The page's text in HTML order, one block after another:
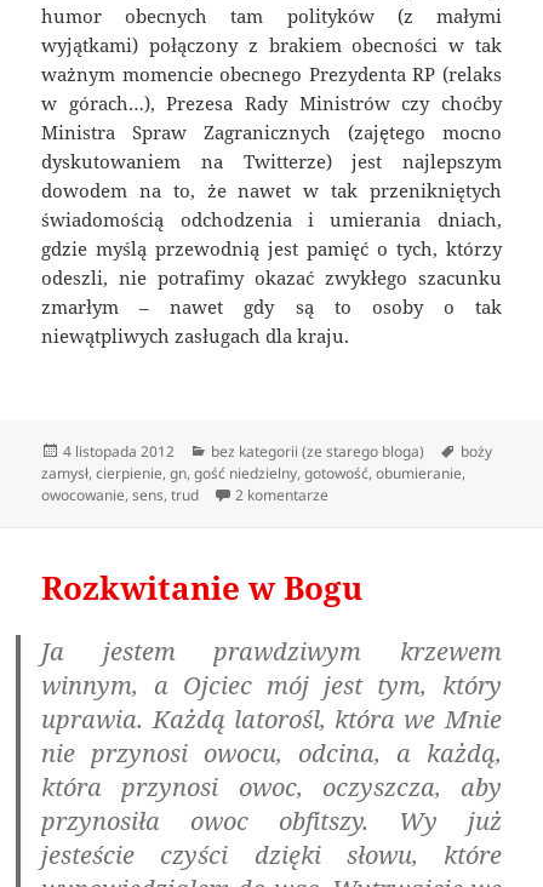
humor obecnych tam polityków (z małymi
wyjątkami) połączony z brakiem obecności w tak
ważnym momencie obecnego Prezydenta RP (relaks
w górach…), Prezesa Rady Ministrów czy choćby
Ministra Spraw Zagranicznych (zajętego mocno
dyskutowaniem na Twitterze) jest najlepszym
dowodem na to, że nawet w tak przenikniętych
świadomością odchodzenia i umierania dniach,
gdzie myślą przewodnią jest pamięć o tych, którzy
odeszli, nie potrafimy okazać zwykłego szacunku
zmarłym – nawet gdy są to osoby o tak
niewątpliwych zasługach dla kraju.
Data
publikacji
4 listopada 2012 Kategorie
bez kategorii (ze starego bloga) Tagi
boży
zamysł,cierpienie,gn,gość niedzielny,gotowość,obumieranie,
owocowanie,sens,trud 2 komentarze
Rozkwitanie w Bogu
Ja jestem prawdziwym krzewem
winnym, a Ojciec mój jest tym, który
uprawia. Każdą latorośl, która we Mnie
nie przynosi owocu, odcina, a każdą,
która przynosi owoc, oczyszcza, aby
przynosiła owoc obfitszy. Wy już
jesteście czyści dzięki słowu, które